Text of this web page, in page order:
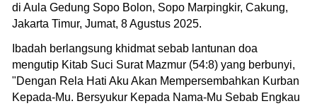
di Aula Gedung Sopo Bolon, Sopo Marpingkir, Cakung,
Jakarta Timur, Jumat, 8 Agustus 2025.
Ibadah berlangsung khidmat sebab lantunan doa
mengutip Kitab Suci Surat Mazmur (54:8) yang berbunyi,
"Dengan Rela Hati Aku Akan Mempersembahkan Kurban
Kepada-Mu. Bersyukur Kepada Nama-Mu Sebab Engkau